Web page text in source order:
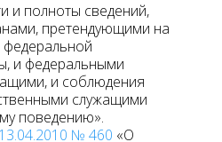
и полноты сведений,
претендующими на
и федеральными
и соблюдения
служащими
поведению».
№ 460 «О